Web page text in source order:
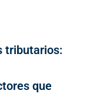
tributarios:
que